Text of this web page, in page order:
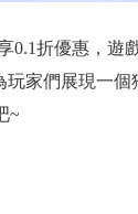
0.1折優惠，遊
玩家們展現一個
~